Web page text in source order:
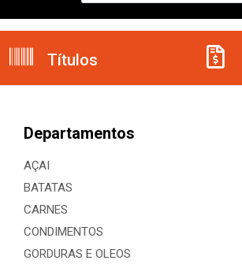
Títulos
Departamentos
AÇAI
BATATAS
CARNES
CONDIMENTOS
GORDURAS E OLEOS